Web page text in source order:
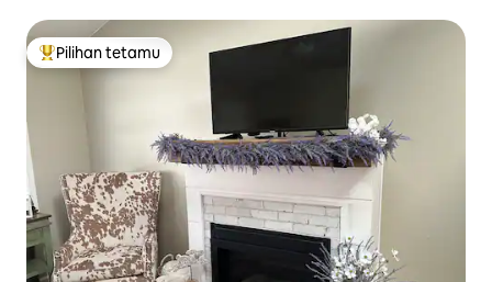
Pilihan utama tetamu
Pilihan tetamu